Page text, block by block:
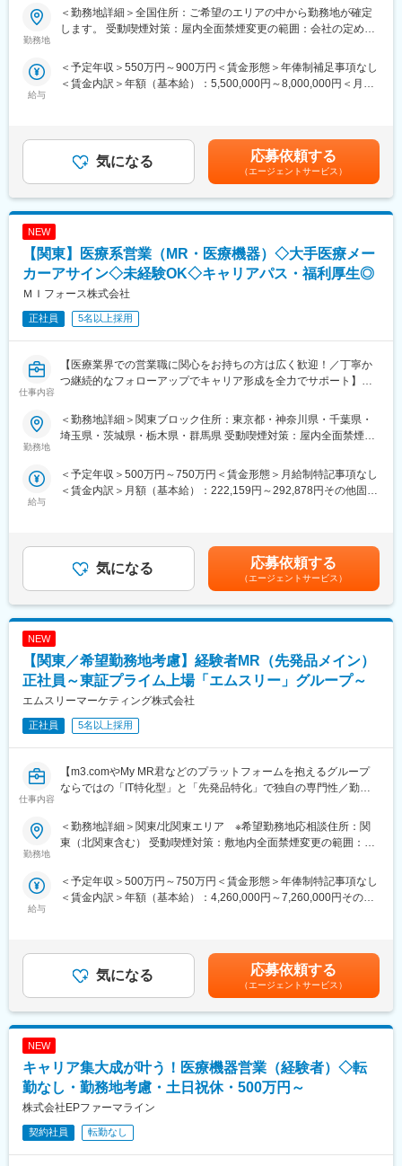
・産前産後休業取得率：100％（2024年度）
・育児休業復帰率：96％（2024年度）
変更の範囲：会社の定める業務
EPファーマラインは、医薬品・医療・医療機器・ヘルスケア業界
に特化した複合型サービスを提供しています。 薬剤師、看護師、
また、グループ8,000名規模のEPSグループの一員であることから
安定して就業可能です。
・健康経営優良法人2025（大規模法人部門）
【はじめに】
体制の中で、若手や経験が浅い方もMRとしてスキルが身に着く環
境です。また、勤務地はご本人様の希望を鑑み決定いたします。
配属です。担当エリアの医療機関（開業医、病院）を訪問して、
医師、薬剤師に課題解決するための医薬品情報を提供、副作用情
報を収集を行っていただきます。
《具体的には...》
■長期収載品の市場拡大
■ジェネリック医薬品のプロモーション
※プロジェクトの状況によっては、選考保留（ご紹介できるプロジ
ェクトが出るまで保留）となる場合もございますのであらかじめ
ご認識の程よろしくお願いします※
■充実したサポート体制：
配属後は担当マネージャーが丁寧に支援します。日々の仕事の悩
しています。
初任地希望だけでなく、エリアを跨いでの転勤はございません。
2ndプロジェクト以降も希望や適性に応じて、アサインを検討い
自身の成果や頑張りが客観的に評価され、年収に反映されます。
また、在籍年数が増えると永年勤続報奨金や四半期一時金などの
手当もアップします。つまり、やりがいや努力がきちんと報われ
る報酬制度になっています。
入社後は希望や経験に応じたプロジェクトに配属します。メーカ
ーからオファーを受けた場合、メーカーに転籍することも可能で
す。オファーや延長依頼があったとしても、別のプロジェクトに
チャレンジしたい場合は断ることもできます。また、定期的な面
談を通じて、その時々に応じたプロジェクトを提示するなどフレ
キシブルにキャリアが形成できます。その他、本社部門（マネー
ジャー、研修部門など）への道もあります。
変更の範囲：会社の定める業務
勤務地
＜勤務地詳細＞全国住所：ご希望のエリアの中から勤務地が確定
します。 受動喫煙対策：屋内全面禁煙変更の範囲：会社の定める
給与
＜予定年収＞550万円～900万円＜賃金形態＞年俸制補足事項なし
＜賃金内訳＞年額（基本給）：5,500,000円～8,000,000円＜月額
支給）※ただし支給条件があります賃金はあくまでも目安の金額で
あり、選考を通じて上下する可能性があります。月給(月額)は固定
手当を含めた表記です。
気になる 応募依頼する
（エージェントサービス）
NEW
【関東】医療系営業（MR・医療機器）◇大手医療メー
カーアサイン◇未経験OK◇キャリアパス・福利厚生◎
ＭＩフォース株式会社
正社員 5名以上採用
仕事内容
【医療業界での営業職に関心をお持ちの方は広く歓迎！／丁寧か
つ継続的なフォローアップでキャリア形成を全力でサポート】
■業務内容：
医療系総合職として製薬メーカーや医療機器メーカー等業務を委
クトへアサイン予定です。グローバルトップメーカーなど様々な
PJTに携わる事が出来ます。
◎医療機器営業
医師や医療機器を扱う医療従事者に医療機器の情報提供や販売を
行います。販売だけでなく、実際使用する際のトレーニングサポ
ートやアフターフォローまで手掛けることが特徴で、医療の現場
を実感できる活動ができます。
医師や薬剤師、看護師など医療従事者に医薬品の効果や副作用な
どの情報提供や情報収集を行います。患者さんのQOL改善に向
け、日々最新情報を学習し医療の一旦を担う専門性の高い活動が
できます。
■入社後の流れ：
制は万全で、医療機器営業に必要な製品知識や業界の知識は入社
後に習得することができます。
◎PMによる安心のフォロー体制
社員の活動を、経験と知識を豊富に持つプロジェクトマネージャ
業活動が行えます。
◎多彩なキャリアパス
す。複数のプロジェクトを経験し、新たなキャリアに挑戦してい
くことを期待しています。
■勤務地：
（1）北海道：北海道
（3）関東：東京・神奈川・千葉・埼玉・茨城・栃木・群馬
（4）甲信越：新潟・長野・山梨
（5）東海：愛知・岐阜・三重・静岡
（6）北陸：富山・石川・福井
（7）近畿：大阪・京都・滋賀・奈良・和歌山・兵庫
（8）中国：岡山・広島・山口・島根・鳥取
（9）四国：香川・徳島・高知・愛媛
勤務地
＜勤務地詳細＞関東ブロック住所：東京都・神奈川県・千葉県・
埼玉県・茨城県・栃木県・群馬県 受動喫煙対策：屋内全面禁煙変
給与
＜予定年収＞500万円～750万円＜賃金形態＞月給制特記事項なし
＜賃金内訳＞月額（基本給）：222,159円～292,878円その他固定
含む）＜昇給有無＞有＜残業手当＞有＜給与補足＞業績に応じて
インセンティブあり賃金はあくまでも目安の金額であり、選考を
通じて上下する可能性があります。月給(月額)は固定手当を含めた
表記です。
気になる 応募依頼する
（エージェントサービス）
NEW
【関東／希望勤務地考慮】経験者MR（先発品メイン）
正社員～東証プライム上場「エムスリー」グループ～
エムスリーマーケティング株式会社
正社員 5名以上採用
仕事内容
【m3.comやMy MR君などのプラットフォームを抱えるグループ
ならではの「IT特化型」と「先発品特化」で独自の専門性／勤務
製薬企業向けのマーケティング／販促事業を展開する当社にて、
MRを募集致します。
入社後、クライアントである製薬企業でのMR活動に従事いただき
ます。
【教育研修】
製品教育、継続研修はもちろんのこと、オンコロジー領域専門研
修、ハイブリッドMR研修、
ビジネススキル研修、IT研修（エクセル、ｍｙMR君）等特徴的な
【当社について】
当社はエムスリーグループのであり、現在はCSO事業とメディカ
ルマーケター事業の2つの事業を柱にビジネスを展開しています。
【当社CSO事業の特徴】
勤務地
＜勤務地詳細＞関東/北関東エリア ※希望勤務地応相談住所：関
東（北関東含む） 受動喫煙対策：敷地内全面禁煙変更の範囲：会
給与
＜予定年収＞500万円～750万円＜賃金形態＞年俸制特記事項なし
＜賃金内訳＞年額（基本給）：4,260,000円～7,260,000円その他
宅）・30代後半：トータル860万円（年俸＋MR手当＋手当＋社
宅）・40歳前半：トータル890万円（年俸＋MR手当＋手当＋社宅
＋単身赴任手当）※車両、iPad、PC/携帯貸与 （プロジェクトによ
る）賃金はあくまでも目安の金額であり、選考を通じて上下する
可能性があります。月給(月額)は固定手当を含めた表記です。
気になる 応募依頼する
（エージェントサービス）
NEW
キャリア集大成が叶う！医療機器営業（経験者）◇転
勤なし・勤務地考慮・土日祝休・500万円～
株式会社EPファーマライン
契約社員 転勤なし